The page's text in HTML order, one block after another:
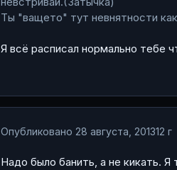
Ты "ващето" тут невнятности
Я всё расписал нормально тебе
Опубликовано 28 августа, 201312 г
Надо было банить, а не кикать.